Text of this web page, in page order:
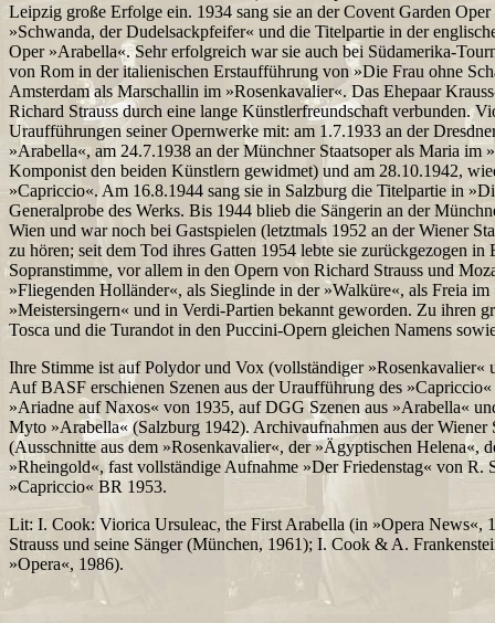
Leipzig große Erfolge ein. 1934 sang sie an der Covent Garden
»Schwanda, der Dudelsackpfeifer« und die Titelpartie in der
Oper »Arabella«. Sehr erfolgreich war sie auch bei Südamerika-
von Rom in der italienischen Erstaufführung von »Die Frau ohne
Amsterdam als Marschallin im »Rosenkavalier«. Das Ehepaar
Richard Strauss durch eine lange Künstlerfreundschaft verbunden.
Uraufführungen seiner Opernwerke mit: am 1.7.1933 an der
»Arabella«, am 24.7.1938 an der Münchner Staatsoper als Maria im
Komponist den beiden Künstlern gewidmet) und am 28.10.1942,
»Capriccio«. Am 16.8.1944 sang sie in Salzburg die Titelpartie in
Generalprobe des Werks. Bis 1944 blieb die Sängerin an der
Wien und war noch bei Gastspielen (letztmals 1952 an der Wiener
zu hören; seit dem Tod ihres Gatten 1954 lebte sie zurückgezogen
Sopranstimme, vor allem in den Opern von Richard Strauss und
»Fliegenden Holländer«, als Sieglinde in der »Walküre«, als Freia
»Meistersingern« und in Verdi-Partien bekannt geworden. Zu ihren
Tosca und die Turandot in den Puccini-Opern gleichen Namens
Ihre Stimme ist auf Polydor und Vox (vollständiger »Rosenkavalier«
Auf BASF erschienen Szenen aus der Uraufführung des
»Ariadne auf Naxos« von 1935, auf DGG Szenen aus »Arabella«
Myto »Arabella« (Salzburg 1942). Archivaufnahmen aus der Wiener
(Ausschnitte aus dem »Rosenkavalier«, der »Ägyptischen Helena«,
»Rheingold«, fast vollständige Aufnahme »Der Friedenstag« von R.
»Capriccio« BR 1953.
Lit: I. Cook: Viorica Ursuleac, the First Arabella (in »Opera News«,
Strauss und seine Sänger (München, 1961); I. Cook & A.
»Opera«, 1986).